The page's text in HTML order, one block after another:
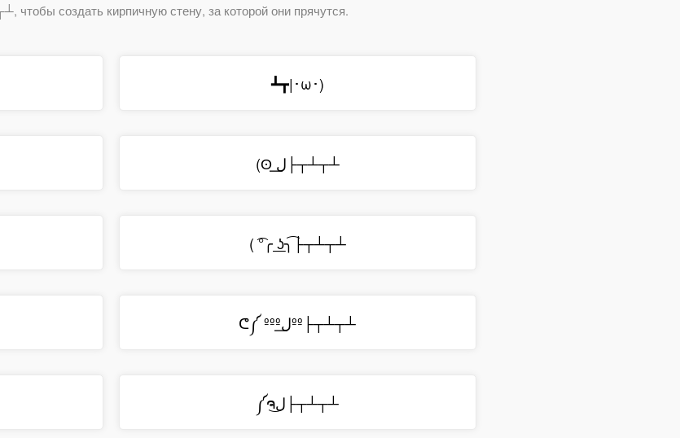
создать кирпичную стену, за которой они прячутся.
┻┳|･ω･)
(ʘ ل͟├┬┴┬┴
( ͡°╭ ͟ʖ╮͡├┬┴┬┴
ᕦ༼ ºººل͟ºº├┬┴┬┴
༼ຈل͜├┬┴┬┴